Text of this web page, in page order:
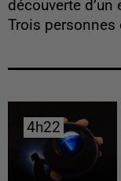
découverte d’un
Trois personnes
4h22
4h22